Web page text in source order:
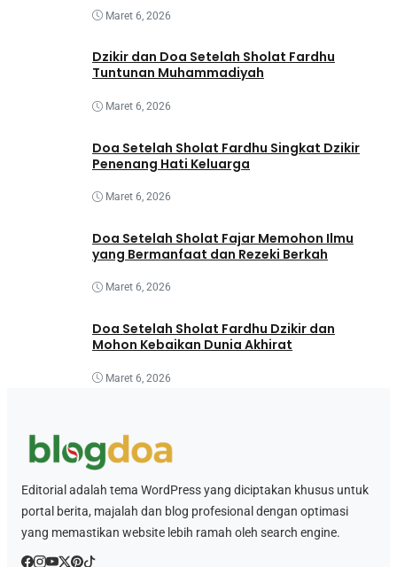
Maret 6, 2026
Dzikir dan Doa Setelah Sholat Fardhu
Tuntunan Muhammadiyah
Maret 6, 2026
Doa Setelah Sholat Fardhu Singkat Dzikir
Penenang Hati Keluarga
Maret 6, 2026
Doa Setelah Sholat Fajar Memohon Ilmu
yang Bermanfaat dan Rezeki Berkah
Maret 6, 2026
Doa Setelah Sholat Fardhu Dzikir dan
Mohon Kebaikan Dunia Akhirat
Maret 6, 2026
Editorial adalah tema WordPress yang diciptakan khusus untuk
portal berita, majalah dan blog profesional dengan optimasi
yang memastikan website lebih ramah oleh search engine.